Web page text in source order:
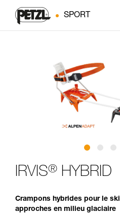
SPORT
IRVIS® HYBRID
Crampons hybrides pour le
approches en milieu glaciaire